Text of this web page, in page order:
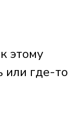
этому
или где-то